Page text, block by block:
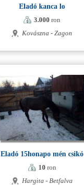
Eladó kanca lo
3.000 ron
Kovászna - Zagon
Eladó 15honapo mén csikó
10 ron
Hargita - Betfalva